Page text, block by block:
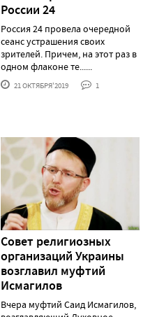
России 24
Россия 24 провела очередной
сеанс устрашения своих
зрителей. Причем, на этот раз в
одном флаконе те......
21 ОКТЯБРЯ'2019 1
Совет религиозных
организаций Украины
возглавил муфтий
Исмагилов
Вчера муфтий Саид Исмагилов,